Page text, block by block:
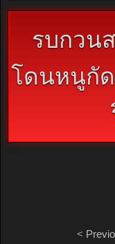
Nissan Car Clubs
รบกวน
โดนหนูกัด
<